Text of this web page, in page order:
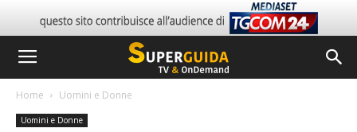
Home Uomini e Donne
Uomini e Donne